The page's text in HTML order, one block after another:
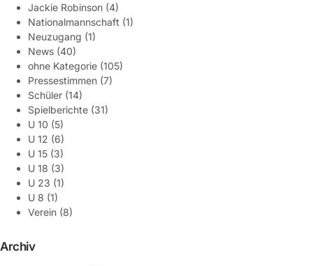
Jackie Robinson (4)
Nationalmannschaft (1)
Neuzugang (1)
News (40)
ohne Kategorie (105)
Pressestimmen (7)
Schüler (14)
Spielberichte (31)
U 10 (5)
U 12 (6)
U 15 (3)
U 18 (3)
U 23 (1)
U 8 (1)
Verein (8)
Archiv